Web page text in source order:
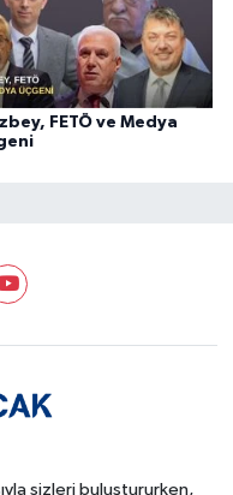
FETÖ ve Medya
sizleri buluştururken,